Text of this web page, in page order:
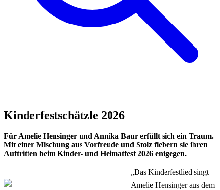
Kinderfestschätzle 2026
Für Amelie Hensinger und Annika Baur erfüllt sich ein Traum.
Mit einer Mischung aus Vorfreude und Stolz fiebern sie ihren
Auftritten beim Kinder- und Heimatfest 2026 entgegen.
„Das Kinderfestlied singt
Amelie Hensinger aus dem